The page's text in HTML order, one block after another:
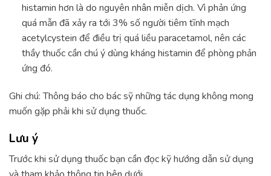
histamin hơn là do nguyên nhân miễn dịch. Vì phản ứng
quá mẫn đã xảy ra tới 3% số người tiêm tĩnh mạch
acetylcystein để điều trị quá liều paracetamol, nên các
thầy thuốc cần chú ý dùng kháng histamin để phòng phản
ứng đó.
Ghi chú: Thông báo cho bác sỹ những tác dụng không mong
muốn gặp phải khi sử dụng thuốc.
Lưu ý
Trước khi sử dụng thuốc bạn cần đọc kỹ hướng dẫn sử dụng